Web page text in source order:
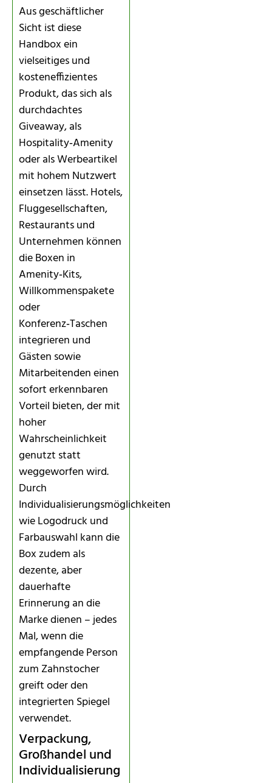
Aus geschäftlicher
Sicht ist diese
Handbox ein
vielseitiges und
kosteneffizientes
Produkt, das sich als
durchdachtes
Giveaway, als
Hospitality‑Amenity
oder als Werbeartikel
mit hohem Nutzwert
einsetzen lässt. Hotels,
Fluggesellschaften,
Restaurants und
Unternehmen können
die Boxen in
Amenity‑Kits,
Willkommenspakete
oder
Konferenz‑Taschen
integrieren und
Gästen sowie
Mitarbeitenden einen
sofort erkennbaren
Vorteil bieten, der mit
hoher
Wahrscheinlichkeit
genutzt statt
weggeworfen wird.
Durch
Individualisierungsmöglichkeiten
wie Logodruck und
Farbauswahl kann die
Box zudem als
dezente, aber
dauerhafte
Erinnerung an die
Marke dienen – jedes
Mal, wenn die
empfangende Person
zum Zahnstocher
greift oder den
integrierten Spiegel
verwendet.
Verpackung,
Großhandel und
Individualisierung